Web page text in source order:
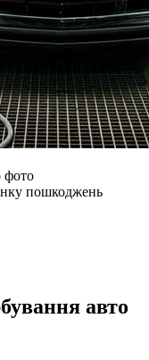
фото
пошкоджень
авто